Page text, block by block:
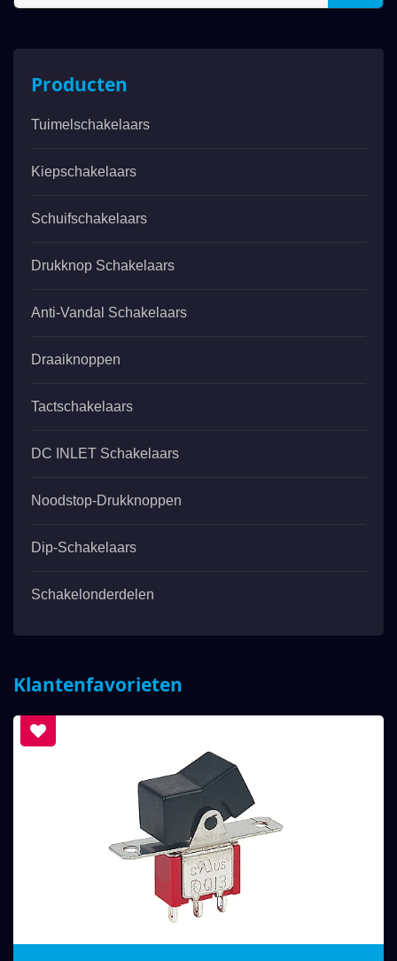
Producten
Tuimelschakelaars
Kiepschakelaars
Schuifschakelaars
Drukknop Schakelaars
Anti-Vandal Schakelaars
Draaiknoppen
Tactschakelaars
DC INLET Schakelaars
Noodstop-Drukknoppen
Dip-Schakelaars
Schakelonderdelen
Klantenfavorieten